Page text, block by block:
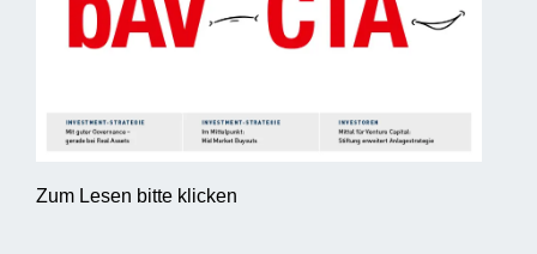
Zum Lesen bitte klicken